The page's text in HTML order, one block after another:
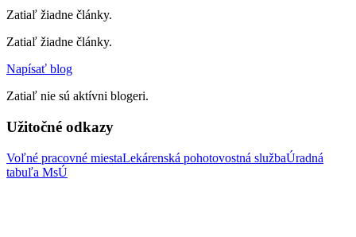
Zatiaľ žiadne články.
Zatiaľ žiadne články.
Napísať blog
Zatiaľ nie sú aktívni blogeri.
Užitočné odkazy
Voľné pracovné miestaLekárenská pohotovostná službaÚradná
tabuľa MsÚ